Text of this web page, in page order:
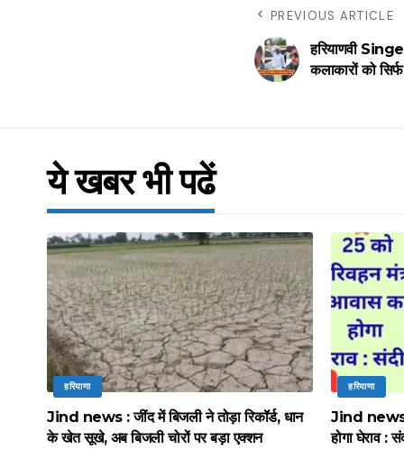
PREVIOUS ARTICLE
हरियाणवी
कलाकारों को
ये खबर भी पढें
हरियाणा
Jind news : जींद में बिजली ने तोड़ा रिकॉर्ड, धान
के खेत सूखे, अब बिजली चोरों पर बड़ा एक्शन
हरियाणा
Jind news :
होगा घेराव :